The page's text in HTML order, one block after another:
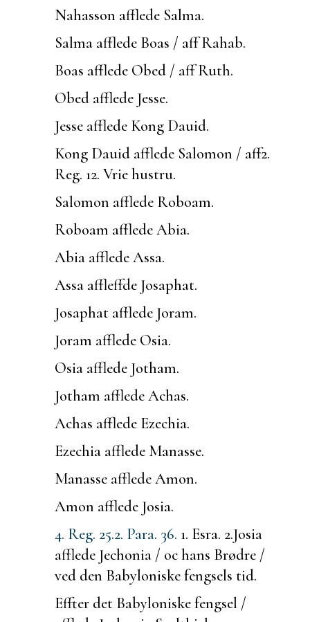
Nahasson afflede Salma.
Salma afflede Boas / aff Rahab.
Boas afflede Obed / aff Ruth.
Obed afflede Jesse.
Jesse afflede Kong Dauid.
Kong Dauid afflede Salomon / aff2.
Reg. 12. Vrie hustru.
Salomon afflede Roboam.
Roboam afflede Abia.
Abia afflede Assa.
Assa affleffde Josaphat.
Josaphat afflede Joram.
Joram afflede Osia.
Osia afflede Jotham.
Jotham afflede Achas.
Achas afflede Ezechia.
Ezechia afflede Manasse.
Manasse afflede Amon.
Amon afflede Josia.
4. Reg. 25.2. Para. 36. 1. Esra. 2.Josia
afflede Jechonia / oc hans Brødre /
ved den Babyloniske fengsels tid.
Effter det Babyloniske fengsel /